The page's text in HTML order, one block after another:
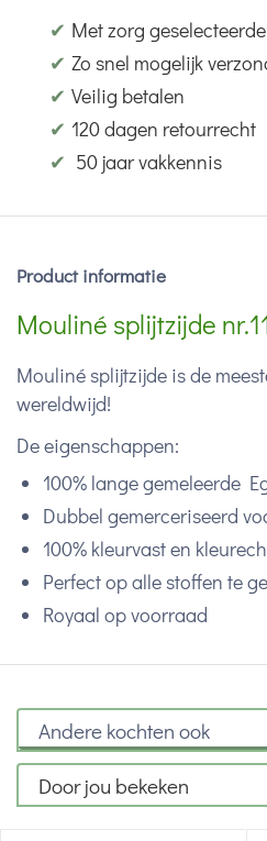
✔ Met zorg
✔ Zo snel mogelijk
✔ Veilig betalen
✔ 120 dagen retourrecht
✔ 50 jaar vakkennis
Product informatie
Mouliné splijtzijde
Mouliné splijtzijde is de
wereldwijd!
De eigenschappen:
100% lange gemeleerde
Dubbel gemerceriseerd
100% kleurvast en
Perfect op alle stoffen te
Royaal op voorraad
Andere kochten ook
Door jou bekeken